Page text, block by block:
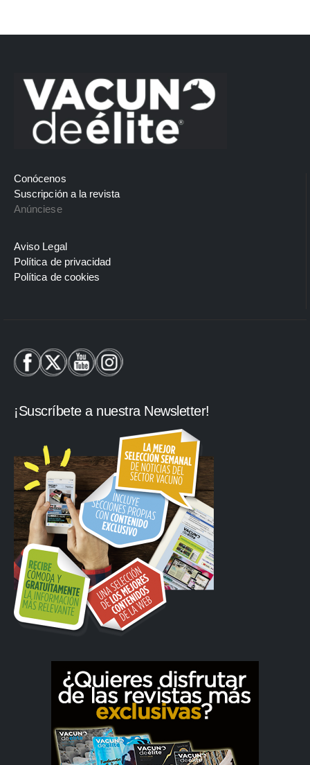
Conócenos
Suscripción a la revista
Anúnciese
Aviso Legal
Política de privacidad
Política de cookies
¡Suscríbete a nuestra Newsletter!